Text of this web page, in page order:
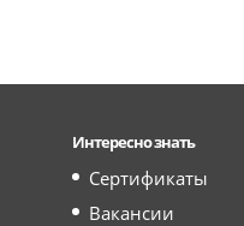
Интересно знать
Сертификаты
Вакансии